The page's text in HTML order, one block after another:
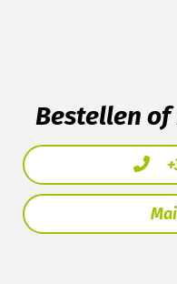
Bestellen